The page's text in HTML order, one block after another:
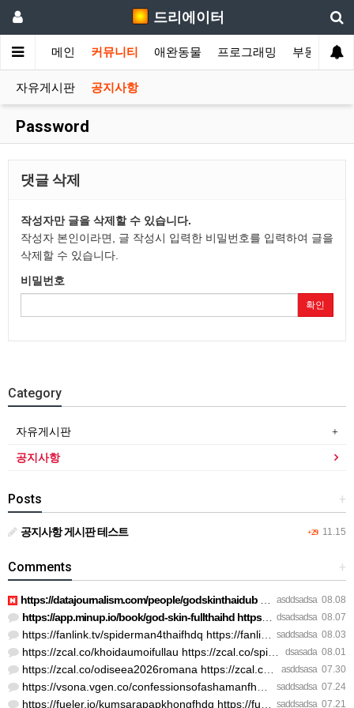
드리에이터
메인 커뮤니티 애완동물 프로그래밍 부동산
자유게시판 공지사항
Password
댓글 삭제
작성자만 글을 삭제할 수 있습니다.
작성자 본인이라면, 글 작성시 입력한 비밀번호를 입력하여 글을
삭제할 수 있습니다.
비밀번호
확인
Category
자유게시판
공지사항
+
Posts
+29 11.15
공지사항 게시판 테스트
+
Comments
asddsadsa 08.08
https://datajournalism.com/people/godskinthaidub https://dat…
dsadsadsa 08.07
https://app.minup.io/book/god-skin-fullthaihd https://app.mi…
saddsadsa 08.03
https://fanlink.tv/spiderman4thaifhdq https://fanlink.tv/spi…
dsasada 08.01
https://zcal.co/khoidaumoifullau https://zcal.co/spiderman4p…
asddsasa 07.30
https://zcal.co/odiseea2026romana https://zcal.co/odiseeavez…
saddsadsa 07.24
https://vsona.vgen.co/confessionsofashamanfhdthai https://de…
saddsadsa 07.21
https://fueler.io/kumsarapapkhongfhdq https://fueler.io/kums…